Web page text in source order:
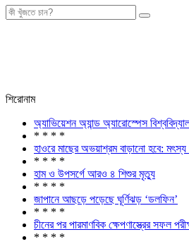
শিরোনাম
অ্যাভিয়েশন অ্যান্ড অ্যারোস্পেস
* * * *
হাওরে মাছের অভয়াশ্রম বাড়ানো হবে: মৎস্য
* * * *
হাম ও উপসর্গে আরও ৪ শিশুর মৃত্যু
* * * *
জাপানে আছড়ে পড়েছে ঘূর্ণিঝড় ‘ডলফিন’
* * * *
চীনের পর পারমাণবিক ক্ষেপণাস্ত্রের সফল
* * * *